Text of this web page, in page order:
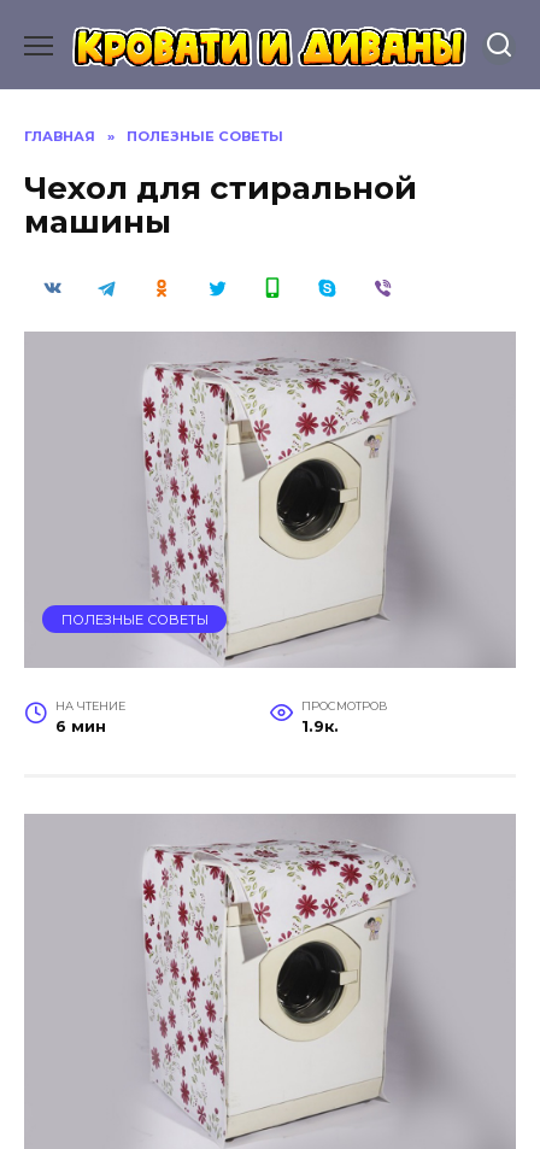
содержанию
ГЛАВНАЯ » ПОЛЕЗНЫЕ СОВЕТЫ
Чехол для стиральной
машины
ПОЛЕЗНЫЕ СОВЕТЫ
НА ЧТЕНИЕ
6 мин
ПРОСМОТРОВ
1.9к.